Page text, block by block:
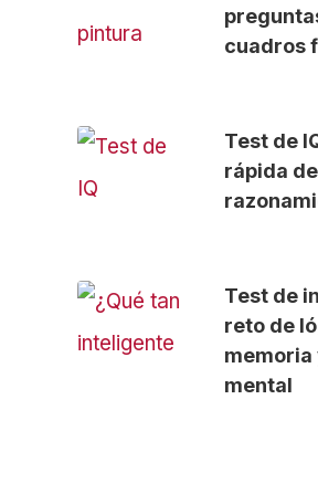
cuadros
Test de
rápida
Test de
reto de
memoria
mental